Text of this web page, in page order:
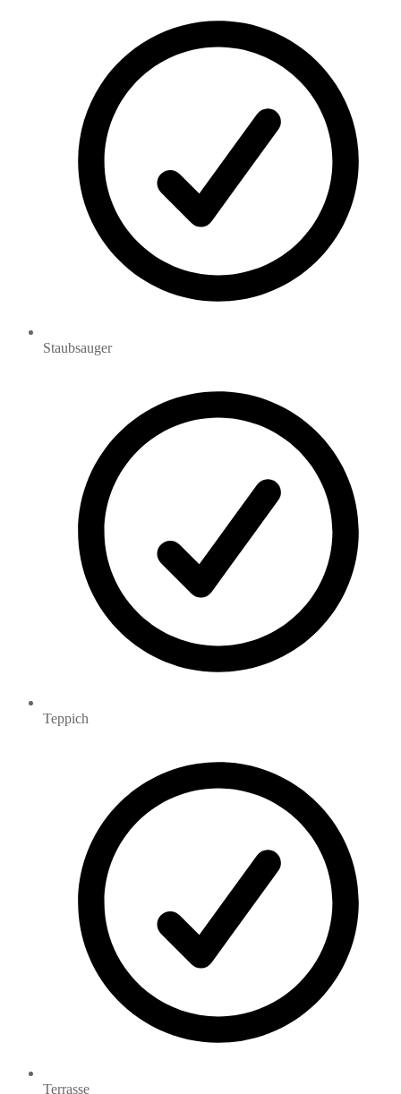
Staubsauger
Teppich
Terrasse